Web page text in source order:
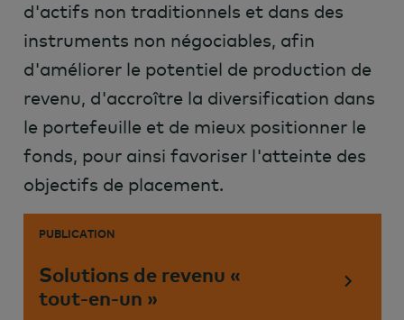
d'actifs non traditionnels et dans des
instruments non négociables, afin
d'améliorer le potentiel de production de
revenu, d'accroître la diversification dans
le portefeuille et de mieux positionner le
fonds, pour ainsi favoriser l'atteinte des
objectifs de placement.
PUBLICATION
Solutions de revenu «
tout-en-un »